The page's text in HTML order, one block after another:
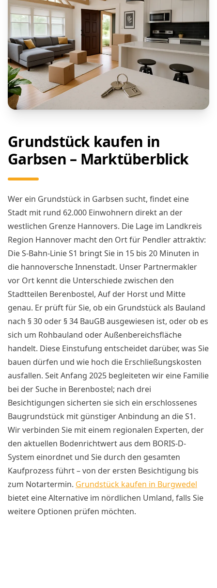
Grundstück kaufen in
Garbsen – Marktüberblick
Wer ein Grundstück in Garbsen sucht, findet eine
Stadt mit rund 62.000 Einwohnern direkt an der
westlichen Grenze Hannovers. Die Lage im Landkreis
Region Hannover macht den Ort für Pendler attraktiv:
Die S-Bahn-Linie S1 bringt Sie in 15 bis 20 Minuten in
die hannoversche Innenstadt. Unser Partnermakler
vor Ort kennt die Unterschiede zwischen den
Stadtteilen Berenbostel, Auf der Horst und Mitte
genau. Er prüft für Sie, ob ein Grundstück als Bauland
nach § 30 oder § 34 BauGB ausgewiesen ist, oder ob es
sich um Rohbauland oder Außenbereichsfläche
handelt. Diese Einstufung entscheidet darüber, was Sie
bauen dürfen und wie hoch die Erschließungskosten
ausfallen. Seit Anfang 2025 begleiteten wir eine Familie
bei der Suche in Berenbostel; nach drei
Besichtigungen sicherten sie sich ein erschlossenes
Baugrundstück mit günstiger Anbindung an die S1.
Wir verbinden Sie mit einem regionalen Experten, der
den aktuellen Bodenrichtwert aus dem BORIS-D-
System einordnet und Sie durch den gesamten
Kaufprozess führt – von der ersten Besichtigung bis
zum Notartermin. Grundstück kaufen in Burgwedel
bietet eine Alternative im nördlichen Umland, falls Sie
weitere Optionen prüfen möchten.